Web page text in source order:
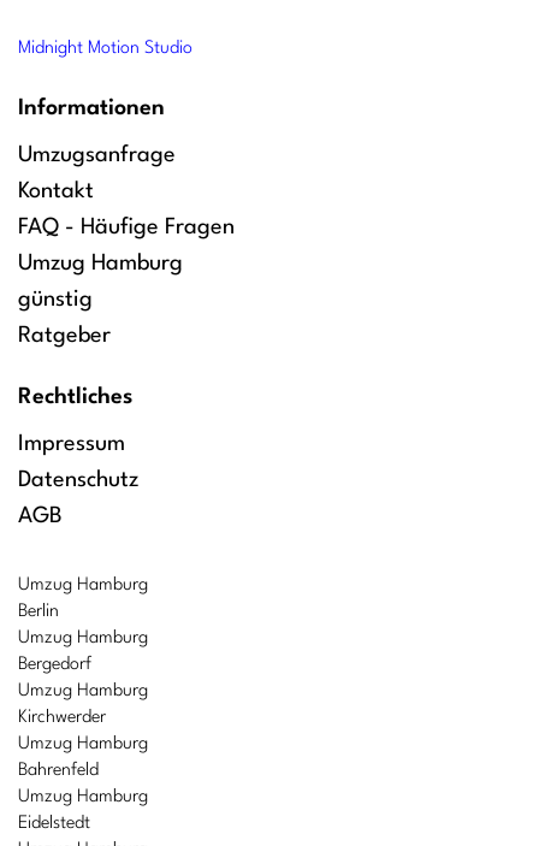
Midnight Motion Studio
Informationen
Umzugsanfrage
Kontakt
FAQ - Häufige Fragen
Umzug Hamburg
günstig
Ratgeber
Rechtliches
Impressum
Datenschutz
AGB
Umzug Hamburg
Berlin
Umzug Hamburg
Bergedorf
Umzug Hamburg
Kirchwerder
Umzug Hamburg
Bahrenfeld
Umzug Hamburg
Eidelstedt